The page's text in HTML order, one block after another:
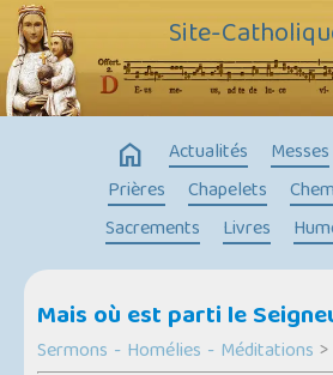
Site-
home Actualités Messes
Prières
Chapelets
Sacrements
Livres
Mais où est parti le
Sermons - Homélies - Méditations